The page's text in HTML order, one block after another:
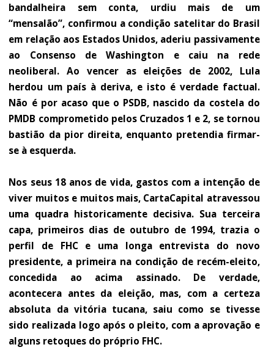
bandalheira sem conta, urdiu mais de um
“mensalão”, confirmou a condição satelitar do Brasil
em relação aos Estados Unidos, aderiu passivamente
ao Consenso de Washington e caiu na rede
neoliberal. Ao vencer as eleições de 2002, Lula
herdou um país à deriva, e isto é verdade ­factual.
Não é por acaso que o PSDB, nascido da costela do
PMDB comprometido pelos Cruzados 1 e 2, se tornou
bastião da pior direita, enquanto pretendia firmar-
se à esquerda.
Nos seus 18 anos de vida, gastos com a intenção de
viver muitos e muitos mais, CartaCapital atravessou
uma quadra historicamente decisiva. Sua terceira
capa, primeiros dias de outubro de 1994, trazia o
perfil de FHC e uma longa entrevista do novo
presidente, a primeira na condição de recém-eleito,
concedida ao acima assinado. De verdade,
acontecera antes da eleição, mas, com a certeza
absoluta da vitória tucana, saiu como se tivesse
sido rea­lizada logo após o pleito, com a aprovação e
alguns retoques do próprio FHC.